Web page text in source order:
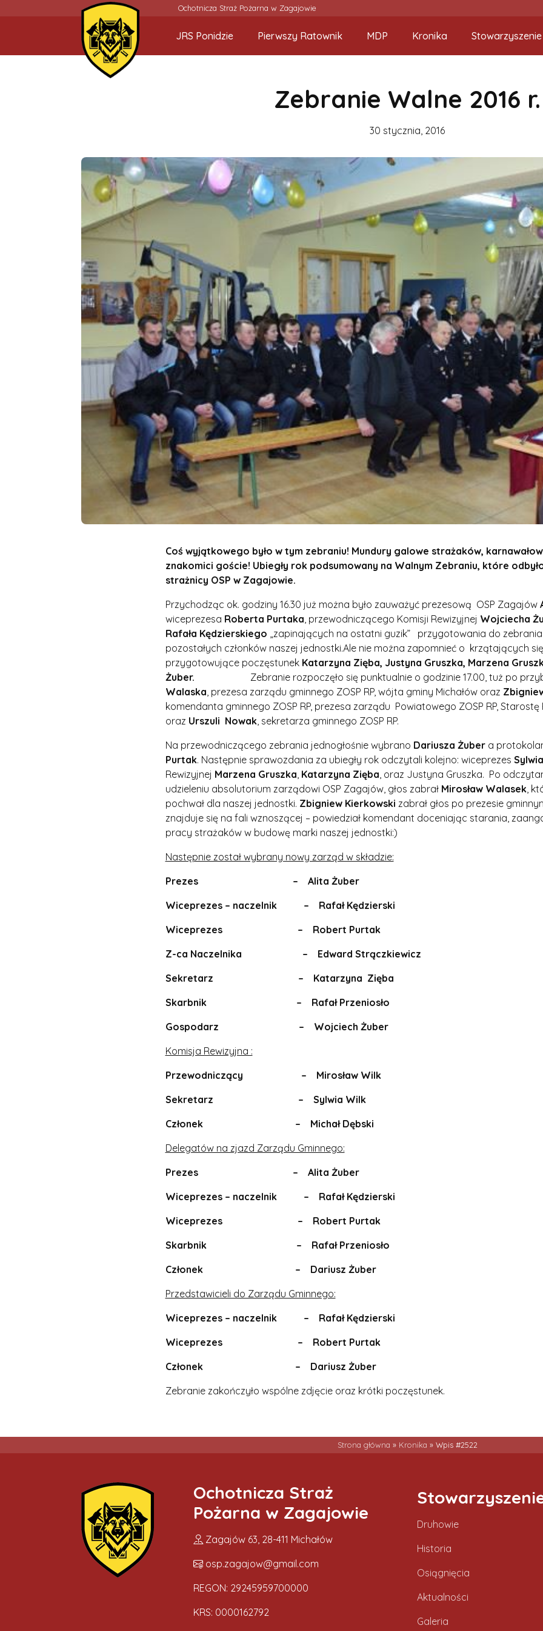
Ochotnicza Straż Pożarna w Zagajowie
JRS Ponidzie Pierwszy Ratownik MDP Kronika Stowarzyszenie
Zebranie Walne 2016 r.
30 stycznia, 2016
Coś wyjątkowego było w tym zebraniu! Mundury galowe strażaków,
znakomici goście! Ubiegły rok podsumowany na Walnym Zebraniu, które odbyło
strażnicy OSP w Zagajowie.
Przychodząc ok. godziny 16.30 już można było zauważyć prezesową OSP Zagajów
wiceprezesa Roberta Purtaka, przewodniczącego Komisji Rewizyjnej Wojciecha
Rafała Kędzierskiego „zapinających na ostatni guzik” przygotowania do
pozostałych członków naszej jednostki.Ale nie można zapomnieć o krzątających
przygotowujące poczęstunek Katarzyna Zięba, Justyna Gruszka, Marzena
Żuber.
Zebranie rozpoczęło się punktualnie o godzinie 17.00, tuż po
Walaska, prezesa zarządu gminnego ZOSP RP, wójta gminy Michałów oraz
komendanta gminnego ZOSP RP, prezesa zarządu Powiatowego ZOSP RP,
oraz Urszuli Nowak, sekretarza gminnego ZOSP RP.
Na przewodniczącego zebrania jednogłośnie wybrano Dariusza Żubera
Purtak. Następnie sprawozdania za ubiegły rok odczytali kolejno: wiceprezes
Rewizyjnej Marzena Gruszka, Katarzyna Zięba, oraz Justyna Gruszka. Po
udzieleniu absolutorium zarządowi OSP Zagajów, głos zabrał Mirosław Walasek,
pochwał dla naszej jednostki. Zbigniew Kierkowski zabrał głos po prezesie
znajduje się na fali wznoszącej – powiedział komendant doceniając starania,
pracy strażaków w budowę marki naszej jednostki:)
Następnie został wybrany nowy zarząd w składzie:
Prezes – Alita Żuber
Wiceprezes – naczelnik – Rafał Kędzierski
Wiceprezes – Robert Purtak
Z-ca Naczelnika – Edward Strączkiewicz
Sekretarz – Katarzyna Zięba
Skarbnik – Rafał Przeniosło
Gospodarz – Wojciech Żuber
Komisja Rewizyjna :
Przewodniczący – Mirosław Wilk
Sekretarz – Sylwia Wilk
Członek – Michał Dębski
Delegatów na zjazd Zarządu Gminnego:
Prezes – Alita Żuber
Wiceprezes – naczelnik – Rafał Kędzierski
Wiceprezes – Robert Purtak
Skarbnik – Rafał Przeniosło
Członek – Dariusz Żuber
Przedstawicieli do Zarządu Gminnego:
Wiceprezes – naczelnik – Rafał Kędzierski
Wiceprezes – Robert Purtak
Członek – Dariusz Żuber
Zebranie zakończyło wspólne zdjęcie oraz krótki poczęstunek.
Strona główna » Kronika » Wpis #2522
Ochotnicza Straż
Pożarna w Zagajowie
Zagajów 63, 28-411 Michałów
osp.zagajow@gmail.com
REGON: 29245959700000
KRS: 0000162792
Druhowie
Historia
Osiągnięcia
Aktualności
Galeria